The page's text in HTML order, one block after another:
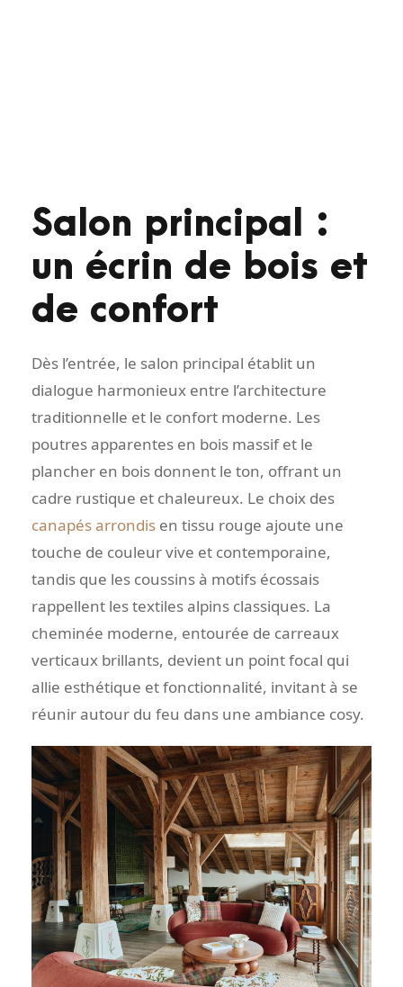
Salon principal :
un écrin de bois et
de confort
Dès l’entrée, le salon principal établit un
dialogue harmonieux entre l’architecture
traditionnelle et le confort moderne. Les
poutres apparentes en bois massif et le
plancher en bois donnent le ton, offrant un
cadre rustique et chaleureux. Le choix des
canapés arrondis en tissu rouge ajoute une
touche de couleur vive et contemporaine,
tandis que les coussins à motifs écossais
rappellent les textiles alpins classiques. La
cheminée moderne, entourée de carreaux
verticaux brillants, devient un point focal qui
allie esthétique et fonctionnalité, invitant à se
réunir autour du feu dans une ambiance cosy.